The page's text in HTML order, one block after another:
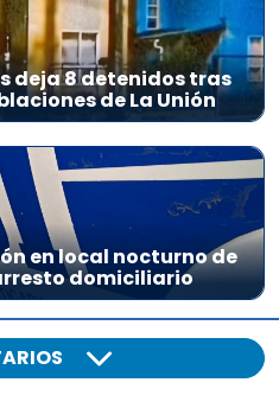
deja 8 detenidos tras
de La Unión
en local nocturno de
domiciliario